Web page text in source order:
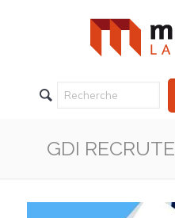
GDI RECRUTE